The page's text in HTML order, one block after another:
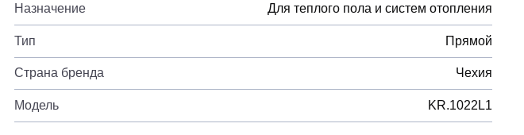
Назначение Для теплого пола и систем отопления
Тип Прямой
Страна бренда Чехия
Модель KR.1022L1